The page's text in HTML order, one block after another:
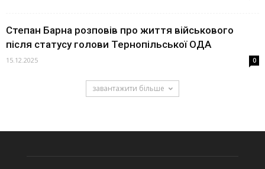
Степан Барна розповів про життя військового
після статусу голови Тернопільської ОДА
15.12.2025 0
завантажити більше